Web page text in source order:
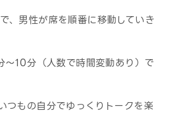
、男性が席を順番に移動していき
～10分（人数で時間変動あり）で
つもの自分でゆっくりトークを楽